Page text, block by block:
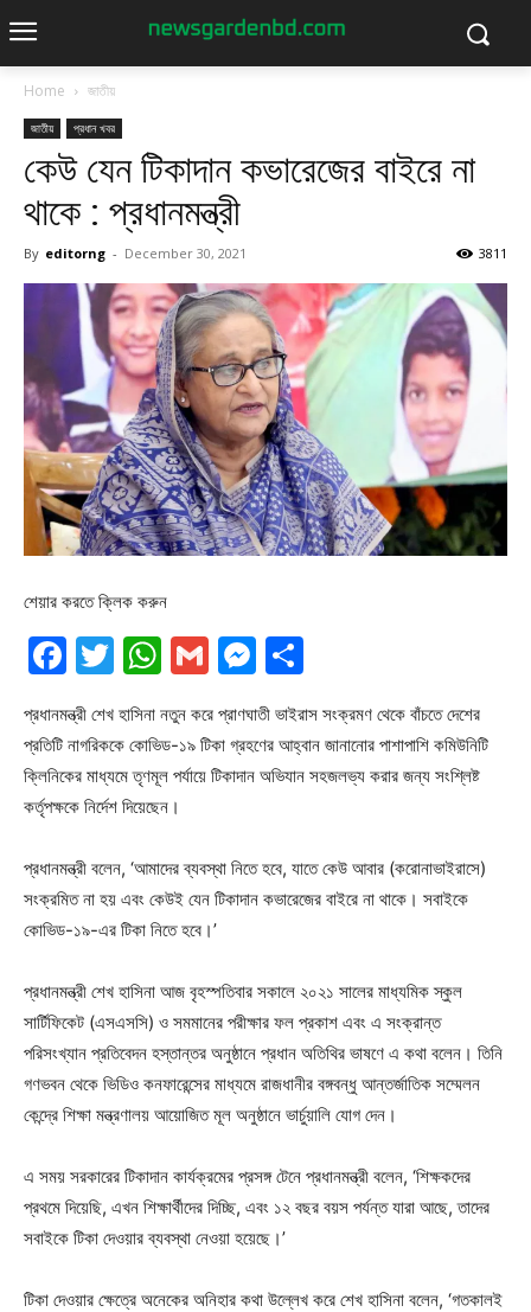
Home জাতীয়
জাতীয় প্রধান খবর
কেউ যেন টিকাদান কভারেজের বাইরে না
থাকে : প্রধানমন্ত্রী
By editorng - December 30, 2021 3811
শেয়ার করতে ক্লিক করুন
Facebook
Twitter
WhatsApp
GmailMessenger
প্রধানমন্ত্রী শেখ হাসিনা নতুন করে প্রাণঘাতী ভাইরাস সংক্রমণ থেকে বাঁচতে দেশের
প্রতিটি নাগরিককে কোভিড-১৯ টিকা গ্রহণের আহ্বান জানানোর পাশাপাশি কমিউনিটি
ক্লিনিকের মাধ্যমে তৃণমূল পর্যায়ে টিকাদান অভিযান সহজলভ্য করার জন্য সংশ্লিষ্ট
কর্তৃপক্ষকে নির্দেশ দিয়েছেন।
প্রধানমন্ত্রী বলেন, ‘আমাদের ব্যবস্থা নিতে হবে, যাতে কেউ আবার (করোনাভাইরাসে)
সংক্রমিত না হয় এবং কেউই যেন টিকাদান কভারেজের বাইরে না থাকে। সবাইকে
কোভিড-১৯-এর টিকা নিতে হবে।’
প্রধানমন্ত্রী শেখ হাসিনা আজ বৃহস্পতিবার সকালে ২০২১ সালের মাধ্যমিক স্কুল
সার্টিফিকেট (এসএসসি) ও সমমানের পরীক্ষার ফল প্রকাশ এবং এ সংক্রান্ত
পরিসংখ্যান প্রতিবেদন হস্তান্তর অনুষ্ঠানে প্রধান অতিথির ভাষণে এ কথা বলেন। তিনি
গণভবন থেকে ভিডিও কনফারেন্সের মাধ্যমে রাজধানীর বঙ্গবন্ধু আন্তর্জাতিক সম্মেলন
কেন্দ্রে শিক্ষা মন্ত্রণালয় আয়োজিত মূল অনুষ্ঠানে ভার্চুয়ালি যোগ দেন।
এ সময় সরকারের টিকাদান কার্যক্রমের প্রসঙ্গ টেনে প্রধানমন্ত্রী বলেন, ‘শিক্ষকদের
প্রথমে দিয়েছি, এখন শিক্ষার্থীদের দিচ্ছি, এবং ১২ বছর বয়স পর্যন্ত যারা আছে, তাদের
সবাইকে টিকা দেওয়ার ব্যবস্থা নেওয়া হয়েছে।’
টিকা দেওয়ার ক্ষেত্রে অনেকের অনিহার কথা উল্লেখ করে শেখ হাসিনা বলেন, ‘গতকালই